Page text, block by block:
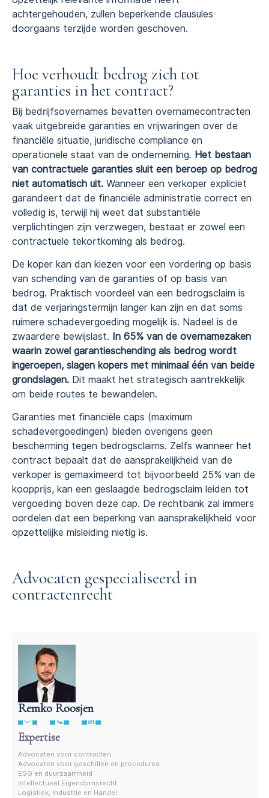
achtergehouden, zullen beperkende clausules
doorgaans terzijde worden geschoven.
Hoe verhoudt bedrog zich tot
garanties in het contract?
Bij bedrijfsovernames bevatten overnamecontracten
vaak uitgebreide garanties en vrijwaringen over de
financiële situatie, juridische compliance en
operationele staat van de onderneming. Het bestaan
van contractuele garanties sluit een beroep op bedrog
niet automatisch uit. Wanneer een verkoper expliciet
garandeert dat de financiële administratie correct en
volledig is, terwijl hij weet dat substantiële
verplichtingen zijn verzwegen, bestaat er zowel een
contractuele tekortkoming als bedrog.
De koper kan dan kiezen voor een vordering op basis
van schending van de garanties of op basis van
bedrog. Praktisch voordeel van een bedrogsclaim is
dat de verjaringstermijn langer kan zijn en dat soms
ruimere schadevergoeding mogelijk is. Nadeel is de
zwaardere bewijslast. In 65% van de overnamezaken
waarin zowel garantieschending als bedrog wordt
ingeroepen, slagen kopers met minimaal één van beide
grondslagen. Dit maakt het strategisch aantrekkelijk
om beide routes te bewandelen.
Garanties met financiële caps (maximum
schadevergoedingen) bieden overigens geen
bescherming tegen bedrogsclaims. Zelfs wanneer het
contract bepaalt dat de aansprakelijkheid van de
verkoper is gemaximeerd tot bijvoorbeeld 25% van de
koopprijs, kan een geslaagde bedrogsclaim leiden tot
vergoeding boven deze cap. De rechtbank zal immers
oordelen dat een beperking van aansprakelijkheid voor
opzettelijke misleiding nietig is.
Advocaten gespecialiseerd in
contractenrecht
Remko Roosjen
Advocaat contractenrecht
Expertise
Advocaten voor contracten
Advocaten voor geschillen en procedures
ESG en duurzaamheid
Intellectueel Eigendomsrecht
Logistiek, Industrie en Handel